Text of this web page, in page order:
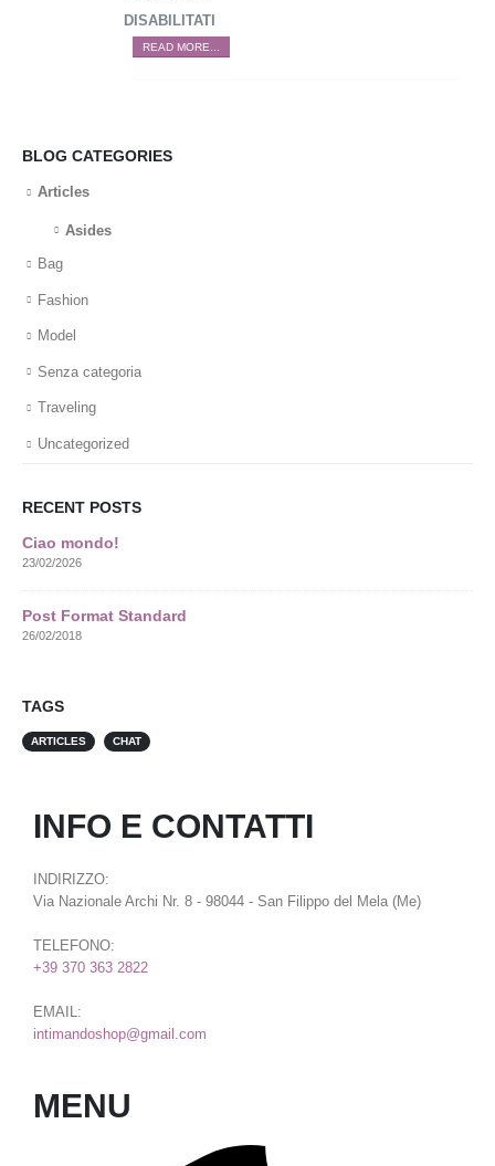
DISABILITATI
READ MORE...
BLOG CATEGORIES
Articles
Asides
Bag
Fashion
Model
Senza categoria
Traveling
Uncategorized
RECENT POSTS
Ciao mondo!
23/02/2026
Post Format Standard
26/02/2018
TAGS
ARTICLES CHAT
INFO E CONTATTI
INDIRIZZO:
Via Nazionale Archi Nr. 8 - 98044 - San Filippo del Mela (Me)
TELEFONO:
+39 370 363 2822
EMAIL:
intimandoshop@gmail.com
MENU